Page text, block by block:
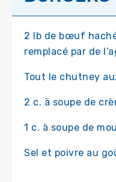
2 lb de bœuf
remplacé par de
Tout le chutney
2 c. à soupe de
1 c. à soupe de
Sel et poivre au